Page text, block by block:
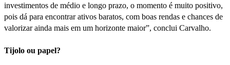
investimentos de médio e longo prazo, o momento é muito positivo,
pois dá para encontrar ativos baratos, com boas rendas e chances de
valorizar ainda mais em um horizonte maior”, conclui Carvalho.
Tijolo ou papel?